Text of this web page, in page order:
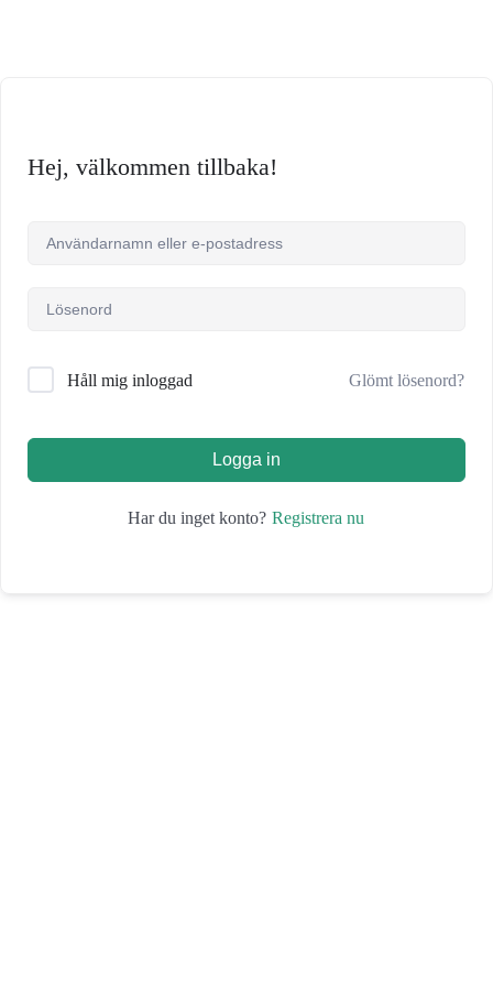
Hej, välkommen tillbaka!
Håll mig inloggad Glömt lösenord?
Logga in
Har du inget konto? Registrera nu